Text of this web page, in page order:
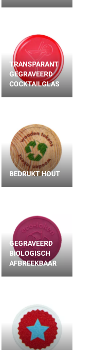
TRANSPARANT
GEGRAVEERD
COCKTAILGLAS
BEDRUKT HOUT
GEGRAVEERD
BIOLOGISCH
AFBREEKBAAR